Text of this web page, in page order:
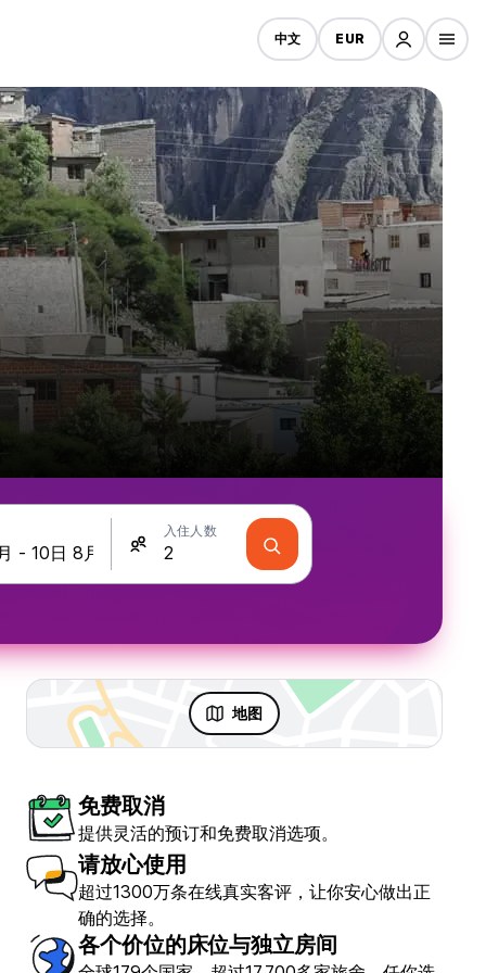
中文 EUR
入住人数
地图
免费取消
提供灵活的预订和免费取消选项。
请放心使用
超过1300万条在线真实客评，让你安心做出正
确的选择。
各个价位的床位与独立房间